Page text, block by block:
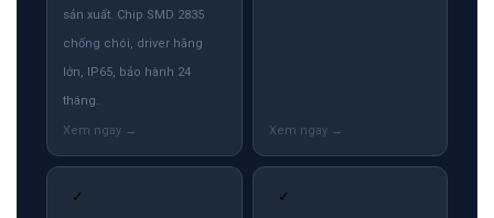
sản xuất. Chip SMD 2835
chống chói, driver hãng
lớn, IP65, bảo hành 24
tháng.
✓ ✓